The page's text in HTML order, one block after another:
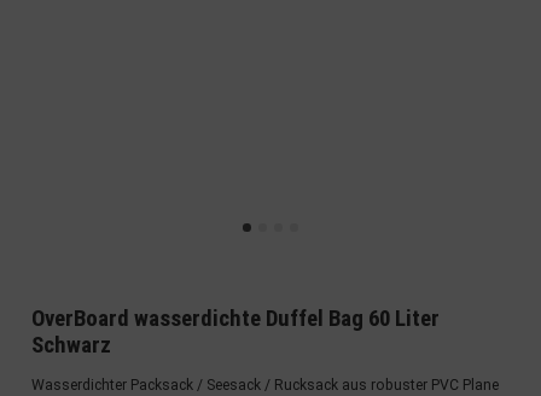
OverBoard wasserdichte Duffel Bag 60 Liter
Schwarz
Wasserdichter Packsack / Seesack / Rucksack aus robuster PVC Plane